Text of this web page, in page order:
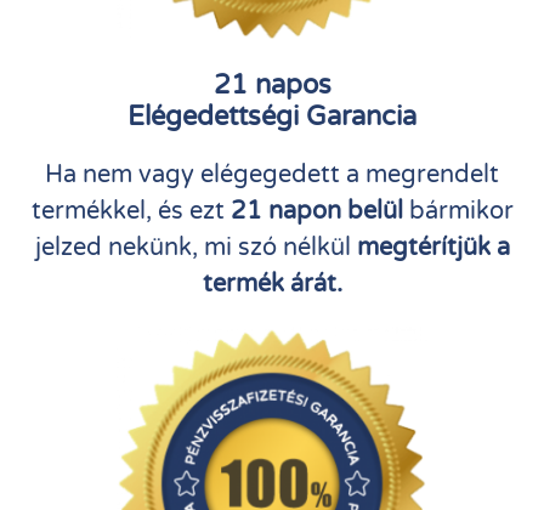
21 napos
Elégedettségi Garancia
Ha nem vagy elégegedett a megrendelt
termékkel, és ezt 21 napon belülbármikor
jelzed nekünk, mi szó nélkül megtérítjük a
termék árát.